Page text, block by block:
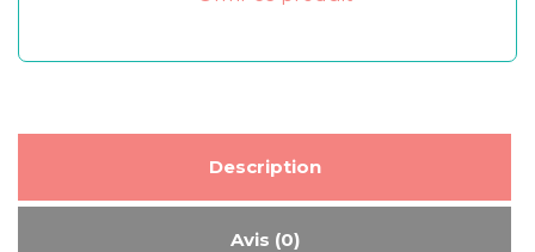
Description
Avis (0)